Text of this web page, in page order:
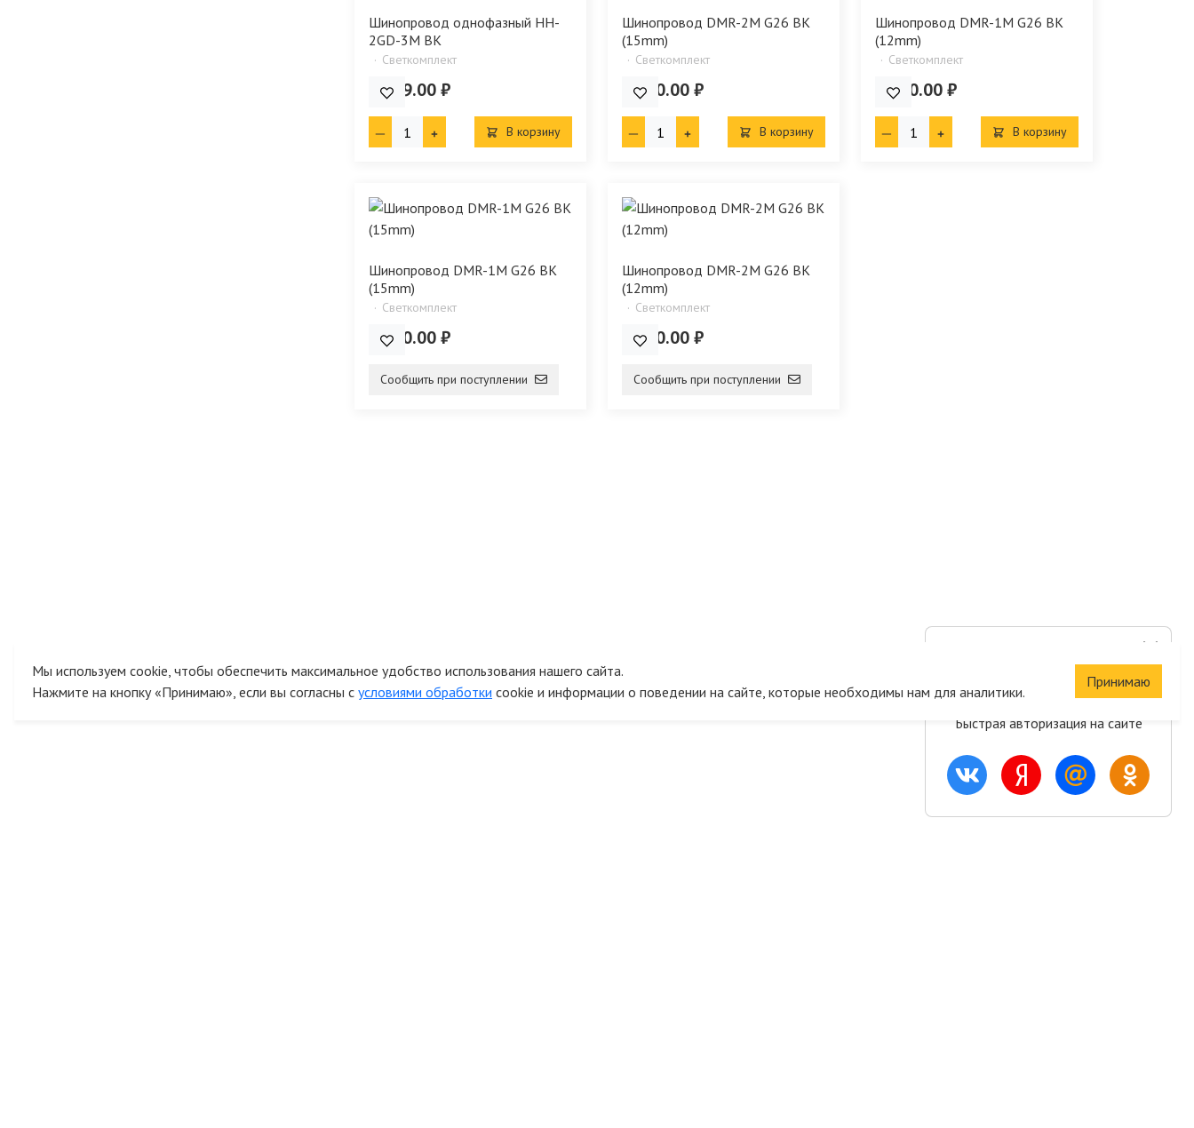
Шинопровод однофазный HH-
2GD-3M BK
Светкомплект
2 449.00 ₽
В корзину
Шинопровод DMR-2M G26 BK
(15mm)
Светкомплект
4 000.00 ₽
В корзину
Шинопровод DMR-1M G26 BK
(12mm)
Светкомплект
2 000.00 ₽
В корзину
Шинопровод DMR-1M G26 BK
(15mm)
Светкомплект
2 000.00 ₽
Сообщить при поступлении
Шинопровод DMR-2M G26 BK
(12mm)
Светкомплект
4 000.00 ₽
Сообщить при поступлении
и список желаний
Быстрая авторизация на сайте
Мы используем cookie, чтобы обеспечить максимальное удобство использования нашего сайта.
Нажмите на кнопку «Принимаю», если вы согласны с условиями обработки cookie и информации о поведении на сайте, которые необходимы нам для аналитики.
Принимаю